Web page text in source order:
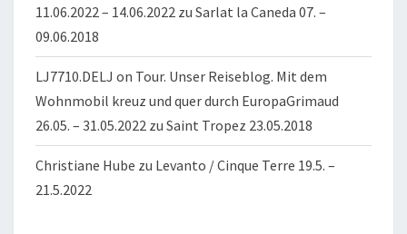
11.06.2022 – 14.06.2022 zu Sarlat la Caneda 07. –
09.06.2018
LJ7710.DELJ on Tour. Unser Reiseblog. Mit dem
Wohnmobil kreuz und quer durch EuropaGrimaud
26.05. – 31.05.2022 zu Saint Tropez 23.05.2018
Christiane Hube zu Levanto / Cinque Terre 19.5. –
21.5.2022